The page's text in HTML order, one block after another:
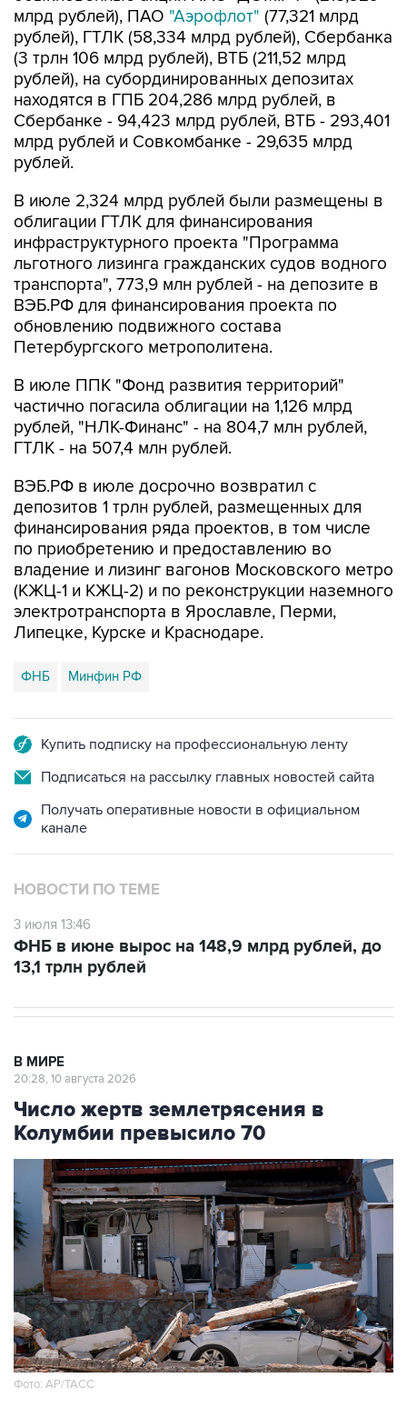
млрд рублей), ПАО "Аэрофлот" (77,321 млрд
рублей), ГТЛК (58,334 млрд рублей), Сбербанка
(3 трлн 106 млрд рублей), ВТБ (211,52 млрд
рублей), на субординированных депозитах
находятся в ГПБ 204,286 млрд рублей, в
Сбербанке - 94,423 млрд рублей, ВТБ - 293,401
млрд рублей и Совкомбанке - 29,635 млрд
рублей.
В июле 2,324 млрд рублей были размещены в
облигации ГТЛК для финансирования
инфраструктурного проекта "Программа
льготного лизинга гражданских судов водного
транспорта", 773,9 млн рублей - на депозите в
ВЭБ.РФ для финансирования проекта по
обновлению подвижного состава
Петербургского метрополитена.
В июле ППК "Фонд развития территорий"
частично погасила облигации на 1,126 млрд
рублей, "НЛК-Финанс" - на 804,7 млн рублей,
ГТЛК - на 507,4 млн рублей.
ВЭБ.РФ в июле досрочно возвратил с
депозитов 1 трлн рублей, размещенных для
финансирования ряда проектов, в том числе
по приобретению и предоставлению во
владение и лизинг вагонов Московского метро
(КЖЦ-1 и КЖЦ-2) и по реконструкции наземного
электротранспорта в Ярославле, Перми,
Липецке, Курске и Краснодаре.
ФНБ Минфин РФ
Купить подписку на профессиональную ленту
Подписаться на рассылку главных новостей сайта
Получать оперативные новости в официальном
канале
НОВОСТИ ПО ТЕМЕ
3 июля 13:46
ФНБ в июне вырос на 148,9 млрд рублей, до
13,1 трлн рублей
В МИРЕ
20:28, 10 августа 2026
Число жертв землетрясения в
Колумбии превысило 70
Фото: АР/ТАСС